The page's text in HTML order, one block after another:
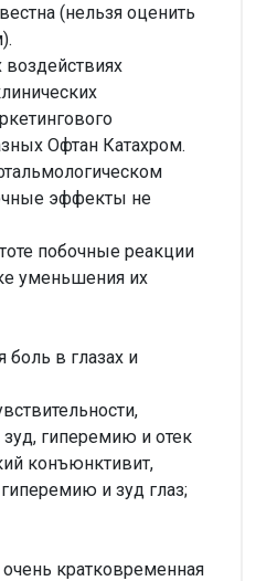
(нельзя оценить
Офтан Катахром.
эффекты не
побочные реакции
уменьшения их
боль в глазах и
гиперемию и отек
конъюнктивит,
и зуд глаз;
кратковременная